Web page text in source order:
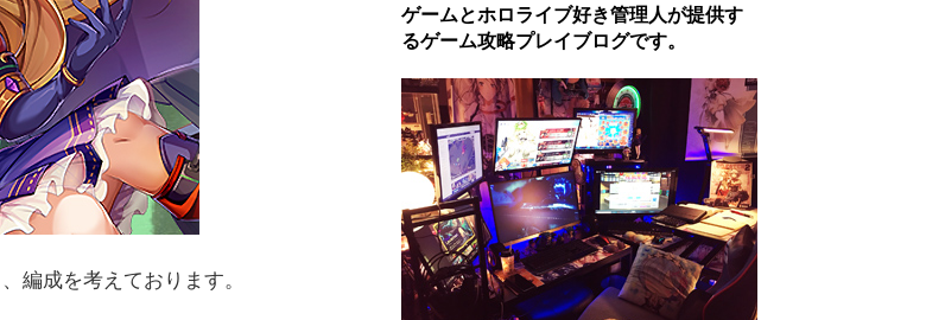
編成を考えております。
ゲームとホロライブ好き管理人が提供す
るゲーム攻略プレイブログです。